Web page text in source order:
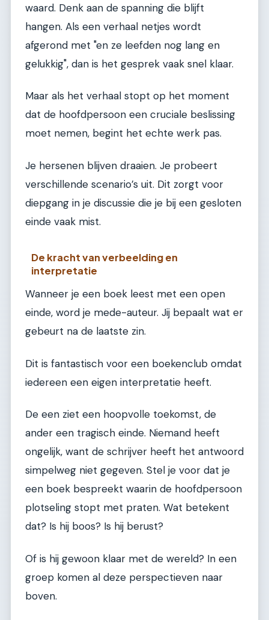
waard. Denk aan de spanning die blijft
hangen. Als een verhaal netjes wordt
afgerond met "en ze leefden nog lang en
gelukkig", dan is het gesprek vaak snel klaar.
Maar als het verhaal stopt op het moment
dat de hoofdpersoon een cruciale beslissing
moet nemen, begint het echte werk pas.
Je hersenen blijven draaien. Je probeert
verschillende scenario’s uit. Dit zorgt voor
diepgang in je discussie die je bij een gesloten
einde vaak mist.
De kracht van verbeelding en
interpretatie
Wanneer je een boek leest met een open
einde, word je mede-auteur. Jij bepaalt wat er
gebeurt na de laatste zin.
Dit is fantastisch voor een boekenclub omdat
iedereen een eigen interpretatie heeft.
De een ziet een hoopvolle toekomst, de
ander een tragisch einde. Niemand heeft
ongelijk, want de schrijver heeft het antwoord
simpelweg niet gegeven. Stel je voor dat je
een boek bespreekt waarin de hoofdpersoon
plotseling stopt met praten. Wat betekent
dat? Is hij boos? Is hij berust?
Of is hij gewoon klaar met de wereld? In een
groep komen al deze perspectieven naar
boven.